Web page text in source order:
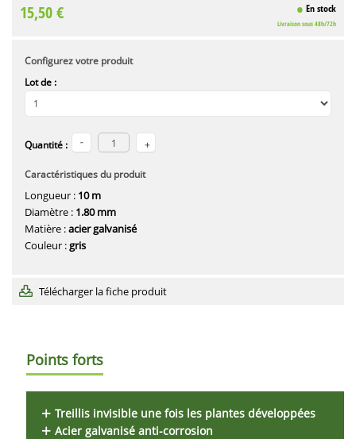
15,50 € En stock
Livraison sous 48h/72h
Configurez votre produit
Lot de :
Quantité :
Caractéristiques du produit
Longueur : 10 m
Diamètre : 1.80 mm
Matière :acier galvanisé
Couleur :gris
Télécharger la fiche produit
Points forts
Treillis invisible une fois les plantes développées
Acier galvanisé anti-corrosion